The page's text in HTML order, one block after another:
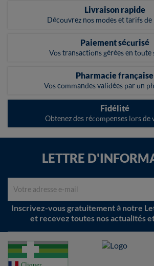
Livraison rapide
Découvrez nos modes et tarifs
Paiement sécurisé
Vos transactions gérées en toute
Pharmacie française
Vos commandes validées par un
Fidélité
Obtenez des récompenses lors de
LETTRE
Inscrivez-vous gratuitement à notre
et recevez toutes nos actualités